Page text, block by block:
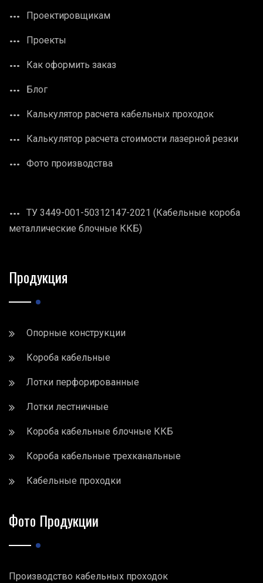
Проектировщикам
Проекты
Как оформить заказ
Блог
Калькулятор расчета кабельных проходок
Калькулятор расчета стоимости лазерной резки
Фото производства
ТУ 3449-001-50312147-2021 (Кабельные короба
металлические блочные ККБ)
Продукция
Опорные конструкции
Короба кабельные
Лотки перфорированные
Лотки лестничные
Короба кабельные блочные ККБ
Короба кабельные трехканальные
Кабельные проходки
Фото Продукции
Производство кабельных проходок